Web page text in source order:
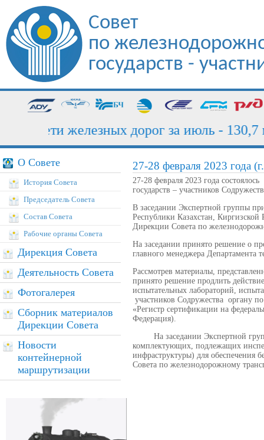
Совет
по
государств -
сети железных дорог за июль - 130,7
О Совете
История Совета
Председатель Совета
Состав Совета
Рабочие органы Совета
Дирекция Совета
Деятельность Совета
Фотогалерея
Сборник материалов
Дирекции Совета
Новости
контейнерной
маршрутизации
27-28 февраля 2023 года
27-28 февраля 2023 года
государств – участников
В заседании Экспертной группы
Республики Казахстан,
Дирекции Совета по
На заседании принято решение о
главного менеджера
Рассмотрев материалы,
принято решение продлить
испытательных лабораторий,
участников Содружества органу
«Регистр сертификации на
Федерация).
На заседании Экспертной
комплектующих, подлежащих
инфраструктуры) для обеспечения
Совета по железнодорожному